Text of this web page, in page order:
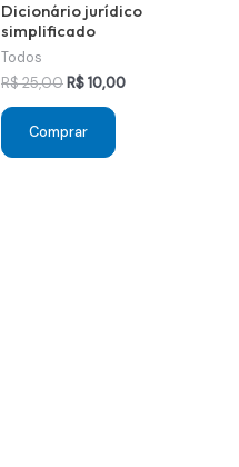
Dicionário jurídico
simplificado
Todos
R$25,00O
original
era:
R$ 25,00.
R$10,00O
Comprar